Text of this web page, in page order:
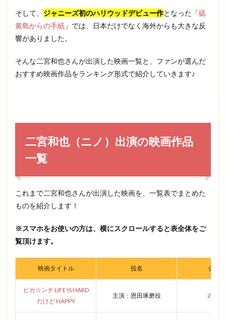
そして、 ジャニーズ初のハリウッドデビュー作となった「硫
黄島からの手紙 」では、日本だけでなく海外からも大きな反
響がありました。
そんな二宮和也さんが出演した映画一覧と、ファンが選んだ
おすすめ映画作品をランキング形式で紹介していきます♪
二宮和也（ニノ）出演の映画作品
一覧
これまで二宮和也さんが出演した映画を、一覧表でまとめた
ものを紹介します！
※スマホをお使いの方は、横にスクロールすると表全体をご
覧頂けます。
映画タイトル 役名 公開年
ピカ☆ンチ LIFE IS HARD
だけど HAPPY
主演：恩田琢磨役 2004